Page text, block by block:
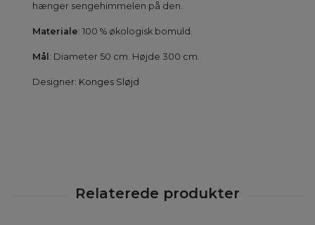
hænger sengehimmelen på den.
Materiale: 100 % økologisk bomuld.
Mål : Diameter 50 cm. Højde 300 cm.
Designer: Konges Sløjd